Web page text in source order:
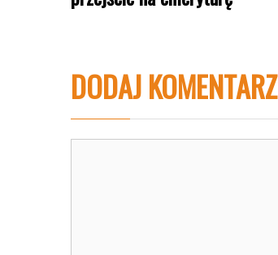
DODAJ KOMENTARZ